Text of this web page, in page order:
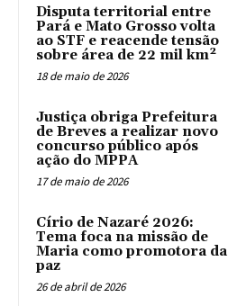
Disputa territorial entre
Pará e Mato Grosso volta
ao STF e reacende tensão
sobre área de 22 mil km²
18 de maio de 2026
Justiça obriga Prefeitura
de Breves a realizar novo
concurso público após
ação do MPPA
17 de maio de 2026
Círio de Nazaré 2026:
Tema foca na missão de
Maria como promotora da
paz
26 de abril de 2026